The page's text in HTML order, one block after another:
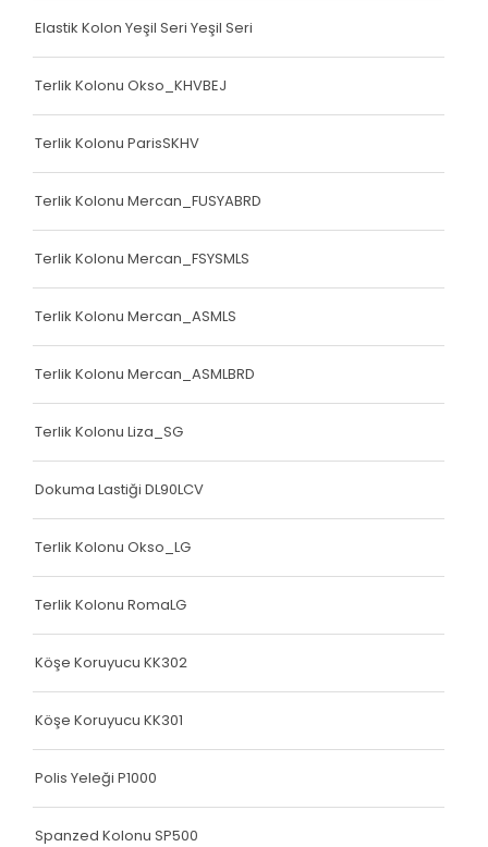
Elastik Kolon Yeşil Seri Yeşil Seri
Terlik Kolonu Okso_KHVBEJ
Terlik Kolonu ParisSKHV
Terlik Kolonu Mercan_FUSYABRD
Terlik Kolonu Mercan_FSYSMLS
Terlik Kolonu Mercan_ASMLS
Terlik Kolonu Mercan_ASMLBRD
Terlik Kolonu Liza_SG
Dokuma Lastiği DL90LCV
Terlik Kolonu Okso_LG
Terlik Kolonu RomaLG
Köşe Koruyucu KK302
Köşe Koruyucu KK301
Polis Yeleği P1000
Spanzed Kolonu SP500